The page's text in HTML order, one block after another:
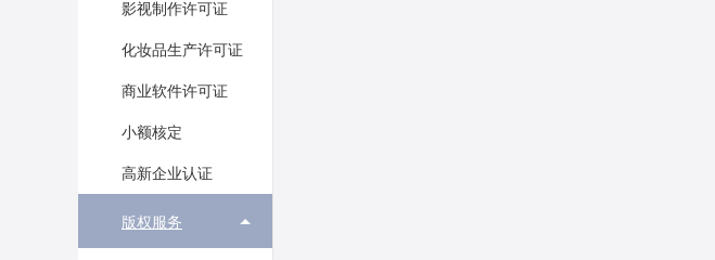
影视制作许可证
化妆品生产许可证
商业软件许可证
小额核定
高新企业认证
版权服务